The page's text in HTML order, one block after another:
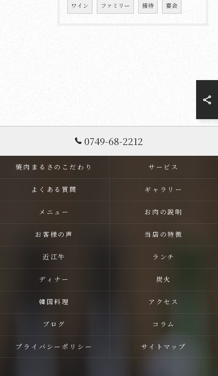
ワイン ファミリー 接待 宴会
0749-68-2212
焼肉まるさのこだわり サービス
よくある質問 ギャラリー
メニュー お肉の説明
お客様の声 当店の特徴
近江牛 ランチ
ディナー 炭火
韓国料理 アクセス
ブログ コラム
プライバシーポリシー サイトマップ